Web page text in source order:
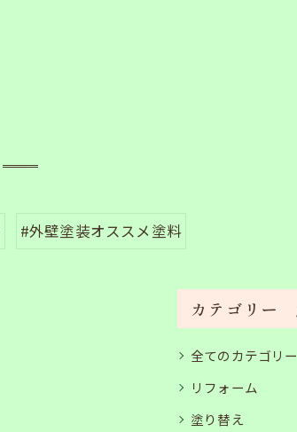
#外壁塗装オススメ塗料
カテゴリー
全てのカテゴリー
リフォーム
塗り替え